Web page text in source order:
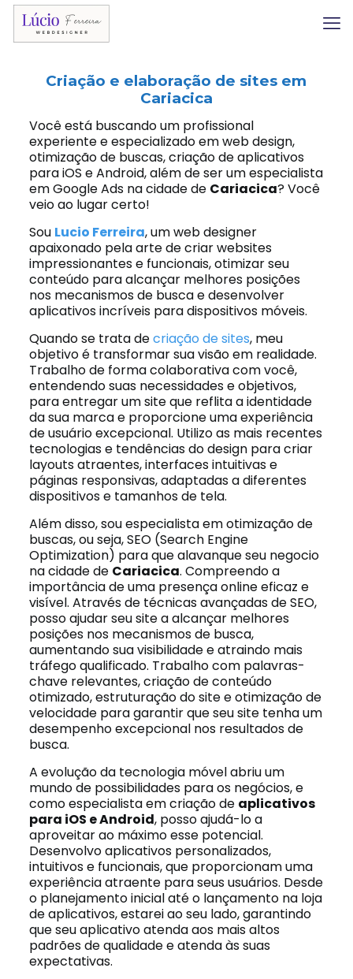
Criação e elaboração de sites em
Cariacica
Você está buscando um profissional
experiente e especializado em web design,
otimização de buscas, criação de aplicativos
para iOS e Android, além de ser um especialista
em Google Ads na cidade de Cariacica? Você
veio ao lugar certo!
Sou Lucio Ferreira, um web designer
apaixonado pela arte de criar websites
impressionantes e funcionais, otimizar seu
conteúdo para alcançar melhores posições
nos mecanismos de busca e desenvolver
aplicativos incríveis para dispositivos móveis.
Quando se trata decriação de sites, meu
objetivo é transformar sua visão em realidade.
Trabalho de forma colaborativa com você,
entendendo suas necessidades e objetivos,
para entregar um site que reflita a identidade
da sua marca e proporcione uma experiência
de usuário excepcional. Utilizo as mais recentes
tecnologias e tendências do design para criar
layouts atraentes, interfaces intuitivas e
páginas responsivas, adaptadas a diferentes
dispositivos e tamanhos de tela.
Além disso, sou especialista em otimização de
buscas, ou seja, SEO (Search Engine
Optimization) para que alavanque seu negocio
na cidade de Cariacica. Compreendo a
importância de uma presença online eficaz e
visível. Através de técnicas avançadas de SEO,
posso ajudar seu site a alcançar melhores
posições nos mecanismos de busca,
aumentando sua visibilidade e atraindo mais
tráfego qualificado. Trabalho com palavras-
chave relevantes, criação de conteúdo
otimizado, estruturação do site e otimização de
velocidade para garantir que seu site tenha um
desempenho excepcional nos resultados de
busca.
A evolução da tecnologia móvel abriu um
mundo de possibilidades para os negócios, e
como especialista em criação de aplicativos
para iOS e Android, posso ajudá-lo a
aproveitar ao máximo esse potencial.
Desenvolvo aplicativos personalizados,
intuitivos e funcionais, que proporcionam uma
experiência atraente para seus usuários. Desde
o planejamento inicial até o lançamento na loja
de aplicativos, estarei ao seu lado, garantindo
que seu aplicativo atenda aos mais altos
padrões de qualidade e atenda às suas
expectativas.